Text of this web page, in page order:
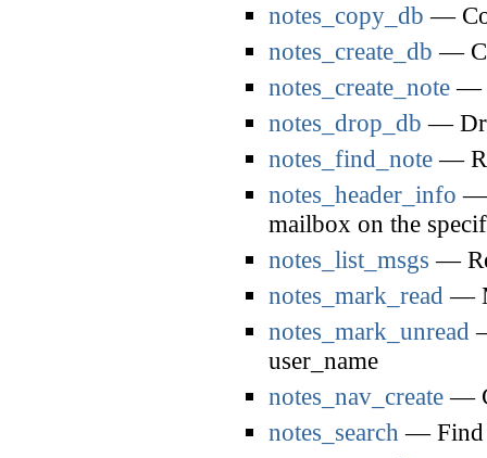
notes_copy_db —
notes_create_db —
notes_create_note—
notes_drop_db —
notes_find_note—
notes_header_info —
mailbox on the
notes_list_msgs —
notes_mark_read —
notes_mark_unread
user_name
notes_nav_create—
notes_search — Find